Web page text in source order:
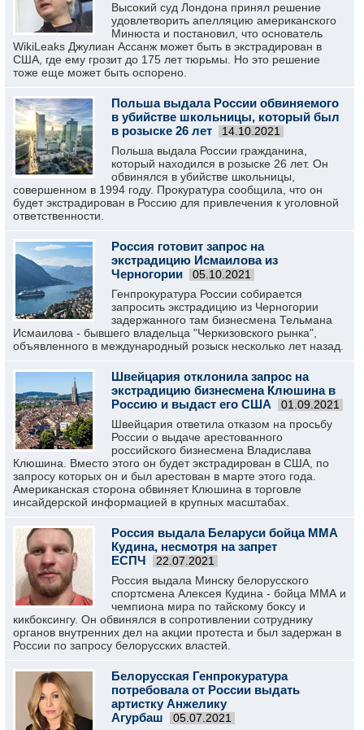
Высокий суд Лондона принял решение
удовлетворить апелляцию американского
Минюста и постановил, что основатель
WikiLeaks Джулиан Ассанж может быть в экстрадирован в
США, где ему грозит до 175 лет тюрьмы. Но это решение
тоже еще может быть оспорено.
Польша выдала России обвиняемого
в убийстве школьницы, который был
в розыске 26 лет
14.10.2021
Польша выдала России гражданина,
который находился в розыске 26 лет. Он
обвинялся в убийстве школьницы,
совершенном в 1994 году. Прокуратура сообщила, что он
будет экстрадирован в Россию для привлечения к уголовной
ответственности.
Россия готовит запрос на
экстрадицию Исмаилова из
Черногории
05.10.2021
Генпрокуратура России собирается
запросить экстрадицию из Черногории
задержанного там бизнесмена Тельмана
Исмаилова - бывшего владельца "Черкизовского рынка",
объявленного в международный розыск несколько лет назад.
Швейцария отклонила запрос на
экстрадицию бизнесмена Клюшина в
Россию и выдаст его США
01.09.2021
Швейцария ответила отказом на просьбу
России о выдаче арестованного
российского бизнесмена Владислава
Клюшина. Вместо этого он будет экстрадирован в США, по
запросу которых он и был арестован в марте этого года.
Американская сторона обвиняет Клюшина в торговле
инсайдерской информацией в крупных масштабах.
Россия выдала Беларуси бойца ММА
Кудина, несмотря на запрет
ЕСПЧ
22.07.2021
Россия выдала Минску белорусского
спортсмена Алексея Кудина - бойца ММА и
чемпиона мира по тайскому боксу и
кикбоксингу. Он обвинялся в сопротивлении сотруднику
органов внутренних дел на акции протеста и был задержан в
России по запросу белорусских властей.
Белорусская Генпрокуратура
потребовала от России выдать
артистку Анжелику
Агурбаш
05.07.2021